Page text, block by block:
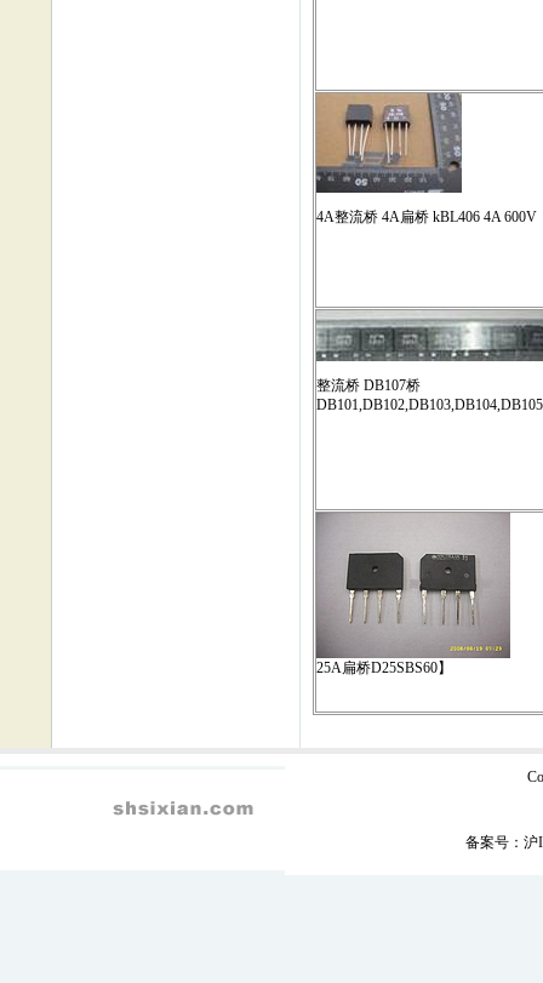
4A整流桥 4A扁桥 kBL406 4A 600V
整流桥 DB107桥
25A扁桥D25SBS60】
备案号： 沪